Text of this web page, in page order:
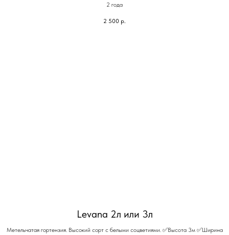
2 года
2 500 р.
Levana 2л или 3л
Метельчатая гортензия. Высокий сорт с белыми соцветиями. ✅Высота 3м ✅Ширина